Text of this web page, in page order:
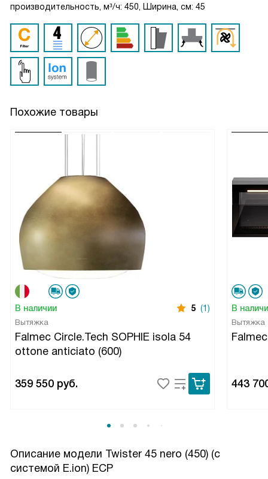
производительность, м³/ч: 450, Ширина, см: 45
Похожие товары
В наличии 5 (1)
Вытяжка
Falmec Circle.Tech SOPHIE isola 54
ottone anticiato (600)
359 550 руб.
В
Вытяжка
443
Описание модели Twister 45 nero (450) (с
системой E.ion) ECP